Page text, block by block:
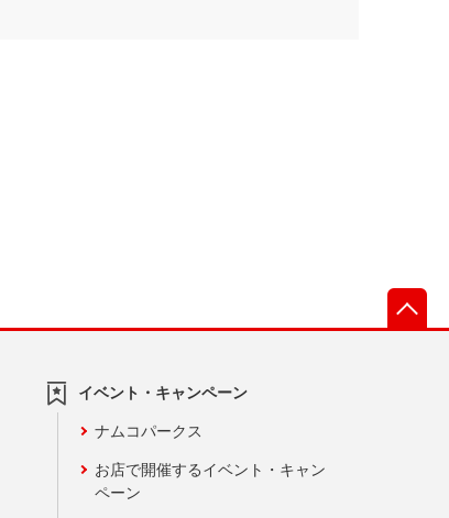
イベント・キャンペーン
ナムコパークス
お店で開催するイベント・キャン
ペーン